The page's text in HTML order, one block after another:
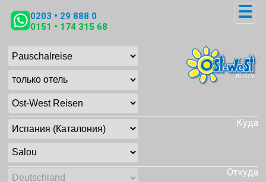
0203 • 29 888 0
0151 • 174 315 68
☰
Куда
Откуда